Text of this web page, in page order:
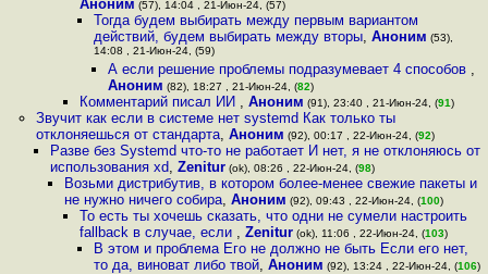
Аноним (57), 14:04 , 21-Июн-24, (57)
Тогда будем выбирать между первым вариантом
действий, будем выбирать между вторы, Аноним (53),
14:08 , 21-Июн-24, (59)
А если решение проблемы подразумевает 4 способов ,
Аноним (82), 18:27 , 21-Июн-24, (82)
Комментарий писал ИИ , Аноним (91), 23:40 , 21-Июн-24, (91)
Звучит как если в системе нет systemd Как только ты
отклоняешься от стандарта, Аноним (92), 00:17 , 22-Июн-24, (92)
Разве без Systemd что-то не работает И нет, я не отклоняюсь от
использования xd, Zenitur(ok), 08:26 , 22-Июн-24, (98)
Возьми дистрибутив, в котором более-менее свежие пакеты и
не нужно ничего собира,Аноним (92), 09:43 , 22-Июн-24, (100)
То есть ты хочешь сказать, что одни не сумели настроить
fallback в случае, если , Zenitur(ok), 11:06 , 22-Июн-24, (103)
В этом и проблема Его не должно не быть Если его нет,
то да, виноват либо твой, Аноним (92), 13:24 , 22-Июн-24, (106)